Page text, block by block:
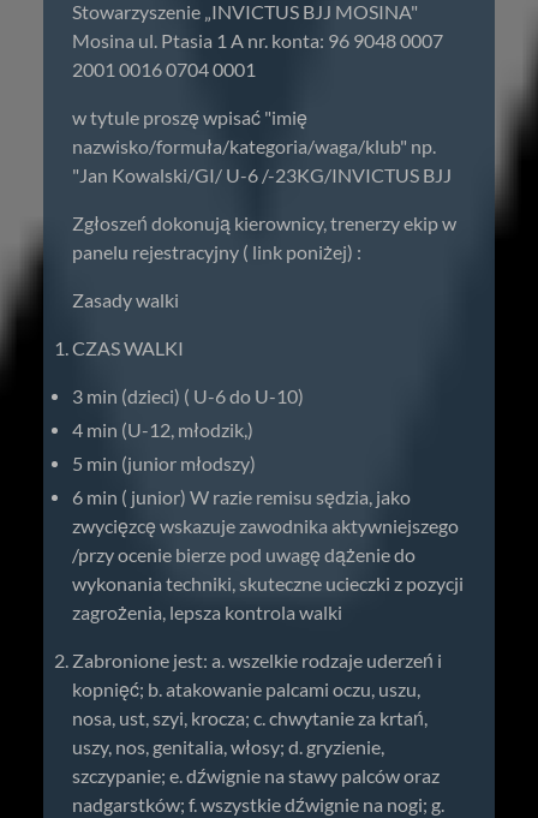
Stowarzyszenie „INVICTUS BJJ MOSINA"
Mosina ul. Ptasia 1 A nr. konta: 96 9048 0007
2001 0016 0704 0001
w tytule proszę wpisać "imię
nazwisko/formuła/kategoria/waga/klub" np.
"Jan Kowalski/GI/ U-6 /-23KG/INVICTUS BJJ
Zgłoszeń dokonują kierownicy, trenerzy ekip w
panelu rejestracyjny ( link poniżej) :
Zasady walki
CZAS WALKI
3 min (dzieci) ( U-6 do U-10)
4 min (U-12, młodzik,)
5 min (junior młodszy)
6 min ( junior) W razie remisu sędzia, jako
zwycięzcę wskazuje zawodnika aktywniejszego
/przy ocenie bierze pod uwagę dążenie do
wykonania techniki, skuteczne ucieczki z pozycji
zagrożenia, lepsza kontrola walki
Zabronione jest: a. wszelkie rodzaje uderzeń i
kopnięć; b. atakowanie palcami oczu, uszu,
nosa, ust, szyi, krocza; c. chwytanie za krtań,
uszy, nos, genitalia, włosy; d. gryzienie,
szczypanie; e. dźwignie na stawy palców oraz
nadgarstków; f. wszystkie dźwignie na nogi; g.